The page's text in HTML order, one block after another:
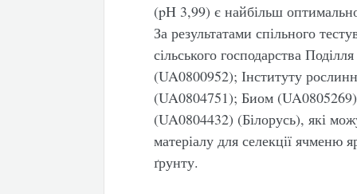
(pH 3,99) є найбільш
За результатами спільного
сільського господарства
(UA0800952); Інституту
(UA0804751); Биом (UA0805269)
(UA0804432) (Білорусь), які
матеріалу для селекції ячменю
ґрунту.